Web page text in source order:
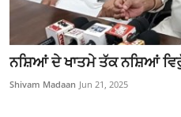
ਨਸ਼ਿਆਂ ਦੇ ਖਾਤਮੇ ਤੱਕ ਨਸ਼ਿਆਂ
Shivam Madaan Jun 21, 2025